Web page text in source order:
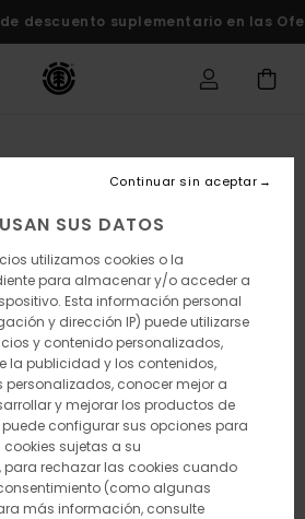
de descuento suplementario en las
SUS DATOS
utilizamos cookies o la
para almacenar y/o acceder a
Esta información personal
y dirección IP) puede utilizarse
y contenido personalizados,
la publicidad y los contenidos,
conocer mejor a
y mejorar los productos de
configurar sus opciones para
sujetas a su
para rechazar las cookies cuando
(como algunas
más información, consulte
Continuar sin aceptar